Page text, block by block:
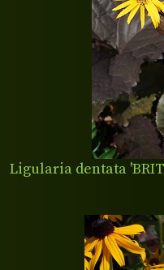
Ligularia dentata